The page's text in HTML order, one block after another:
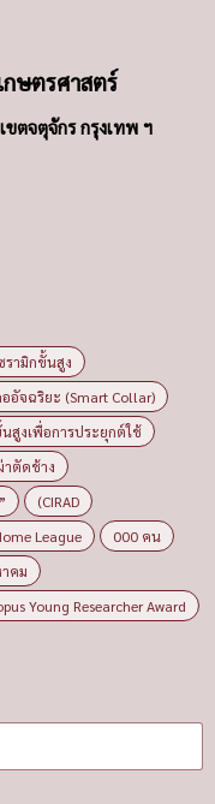
ษตรศาสตร์
ตจตุจักร กรุงเทพ ฯ
รามิกขั้นสูง
อัจฉริยะ (Smart Collar)
สูงเพื่อการประยุกต์ใช้
าตัดช้าง
(CIRAD
League
000 คน
คม
Young Researcher Award